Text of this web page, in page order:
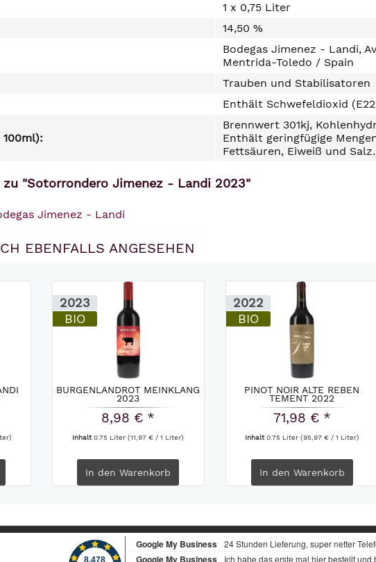
1 x 0,75 Liter
14,50 %
Bodegas Jimenez - Landi,
Mentrida-Toledo / Spain
Trauben und Stabilisatoren
Enthält Schwefeldioxid
Brennwert 301kj,
Enthält geringfügige
Fettsäuren, Eiweiß und Salz.
"Sotorrondero Jimenez - Landi 2023"
Jimenez - Landi
EBENFALLS ANGESEHEN
2023
BIO
BURGENLANDROT MEINKLANG
2023
8,98 € *
Inhalt0.75 Liter(11,97 € / 1 Liter)
In den Warenkorb
2022
BIO
PINOT NOIR ALTE REBEN
TEMENT 2022
71,98 € *
Inhalt0.75 Liter (95,97 € / 1 Liter)
In den Warenkorb